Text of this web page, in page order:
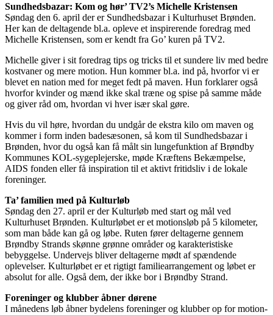
Sundhedsbazar: Kom og hør’ TV2’s Michelle Kristensen
Søndag den 6. april der er Sundhedsbazar i Kulturhuset Brønden.
Her kan de deltagende bl.a. opleve et inspirerende foredrag med
Michelle Kristensen, som er kendt fra Go’ kuren på TV2.
Michelle giver i sit foredrag tips og tricks til et sundere liv med bedre
kostvaner og mere motion. Hun kommer bl.a. ind på, hvorfor vi er
blevet en nation med for meget fedt på maven. Hun forklarer også
hvorfor kvinder og mænd ikke skal træne og spise på samme måde
og giver råd om, hvordan vi hver især skal gøre.
Hvis du vil høre, hvordan du undgår de ekstra kilo om maven og
kommer i form inden badesæsonen, så kom til Sundhedsbazar i
Brønden, hvor du også kan få målt sin lungefunktion af Brøndby
Kommunes KOL-sygeplejerske, møde Kræftens Bekæmpelse,
AIDS fonden eller få inspiration til et aktivt fritidsliv i de lokale
foreninger.
Ta’ familien med på Kulturløb
Søndag den 27. april er der Kulturløb med start og mål ved
Kulturhuset Brønden. Kulturløbet er et motionsløb på 5 kilometer,
som man både kan gå og løbe. Ruten fører deltagerne gennem
Brøndby Strands skønne grønne områder og karakteristiske
bebyggelse. Undervejs bliver deltagerne mødt af spændende
oplevelser. Kulturløbet er et rigtigt familiearrangement og løbet er
absolut for alle. Også dem, der ikke bor i Brøndby Strand.
Foreninger og klubber åbner dørene
I månedens løb åbner bydelens foreninger og klubber op for motion-